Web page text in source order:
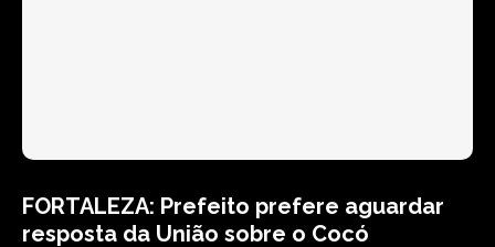
FORTALEZA: Prefeito prefere aguardar
resposta da União sobre o Cocó